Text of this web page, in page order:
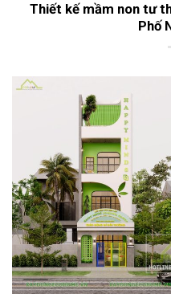
Thiết kế mầm non tư
Phố